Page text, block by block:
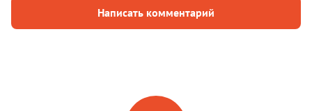
Написать комментарий